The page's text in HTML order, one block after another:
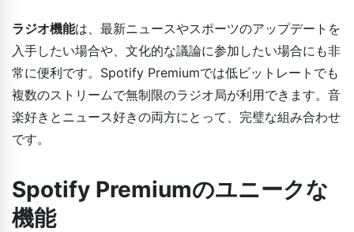
ラジオ機能は、最新ニュースやスポーツのアップデートを
入手したい場合や、文化的な議論に参加したい場合にも非
常に便利です。Spotify Premiumでは低ビットレートでも
複数のストリームで無制限のラジオ局が利用できます。音
楽好きとニュース好きの両方にとって、完璧な組み合わせ
です。
Spotify Premiumのユニークな
機能